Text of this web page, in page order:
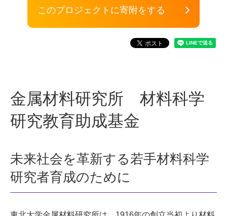
このプロジェクトに寄附をする
金属材料研究所 材料科学
研究教育助成基金
未来社会を革新する若手材料科学
研究者育成のために